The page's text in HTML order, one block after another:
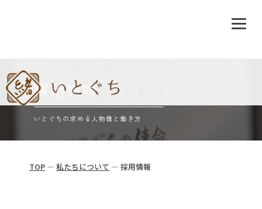
to
content採用情報
いとぐちの求める人物像と働き方
TOP — 私たちについて — 採用情報